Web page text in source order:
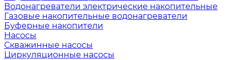
Водонагреватели электрические накопительные
Газовые накопительные водонагреватели
Буферные накопители
Насосы
Скважинные насосы
Циркуляционные насосы